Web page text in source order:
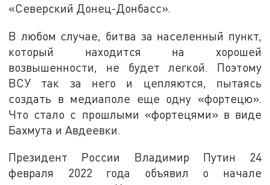
«Северский Донец-Донбасс».
В любом случае, битва за населенный пункт,
который находится на хорошей
возвышенности, не будет легкой. Поэтому
ВСУ так за него и цепляются, пытаясь
создать в медиаполе еще одну «фортецю».
Что стало с прошлыми «фортецями» в виде
Бахмута и Авдеевки.
Президент России Владимир Путин 24
февраля 2022 года объявил о начале